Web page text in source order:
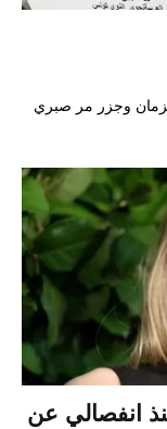
وجزر مر صبري
انفصالي عن